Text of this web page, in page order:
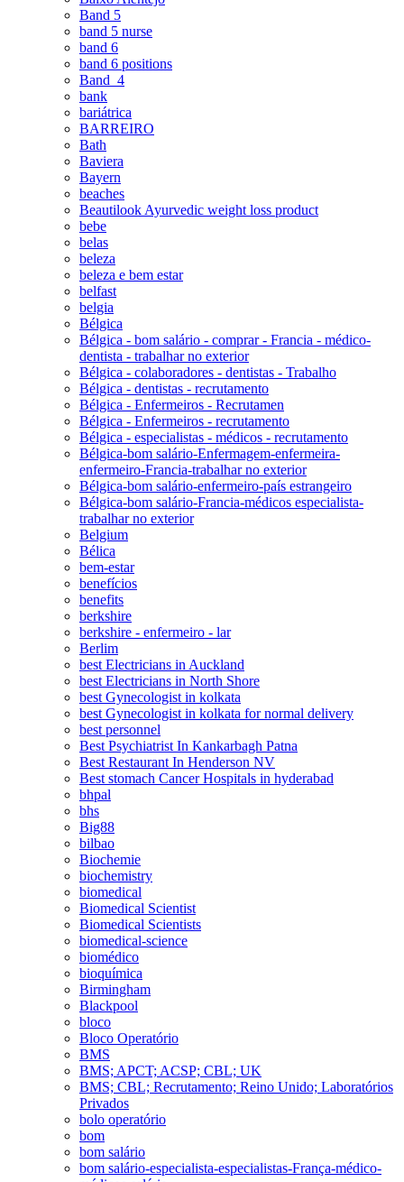
Band 5
band 5 nurse
band 6
band 6 positions
Band_4
bank
bariátrica
BARREIRO
Bath
Baviera
Bayern
beaches
Beautilook Ayurvedic weight loss product
bebe
belas
beleza
beleza e bem estar
belfast
belgia
Bélgica
Bélgica - bom salário - comprar - Francia - médico-
dentista - trabalhar no exterior
Bélgica - colaboradores - dentistas - Trabalho
Bélgica - dentistas - recrutamento
Bélgica - Enfermeiros - Recrutamen
Bélgica - Enfermeiros - recrutamento
Bélgica - especialistas - médicos - recrutamento
Bélgica-bom salário-Enfermagem-enfermeira-
enfermeiro-Francia-trabalhar no exterior
Bélgica-bom salário-enfermeiro-país estrangeiro
Bélgica-bom salário-Francia-médicos especialista-
trabalhar no exterior
Belgium
Bélica
bem-estar
benefícios
benefits
berkshire
berkshire - enfermeiro - lar
Berlim
best Electricians in Auckland
best Electricians in North Shore
best Gynecologist in kolkata
best Gynecologist in kolkata for normal delivery
best personnel
Best Psychiatrist In Kankarbagh Patna
Best Restaurant In Henderson NV
Best stomach Cancer Hospitals in hyderabad
bhpal
bhs
Big88
bilbao
Biochemie
biochemistry
biomedical
Biomedical Scientist
Biomedical Scientists
biomedical-science
biomédico
bioquímica
Birmingham
Blackpool
bloco
Bloco Operatório
BMS
BMS; APCT; ACSP; CBL; UK
BMS; CBL; Recrutamento; Reino Unido; Laboratórios
Privados
bolo operatório
bom
bom salário
bom salário-especialista-especialistas-França-médico-